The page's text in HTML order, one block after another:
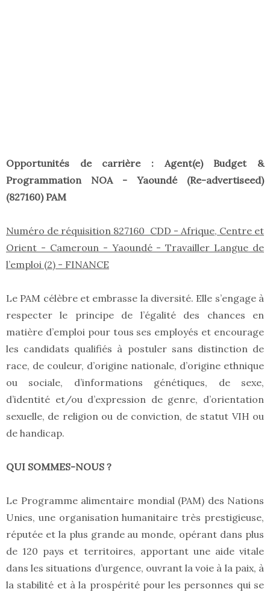
Opportunités de carrière : Agent(e) Budget &
Programmation NOA - Yaoundé (Re-advertiseed)
(827160) PAM
Numéro de réquisition 827160 CDD - Afrique, Centre et
Orient - Cameroun - Yaoundé - Travailler Langue de
l’emploi (2) - FINANCE
Le PAM célèbre et embrasse la diversité. Elle s’engage à
respecter le principe de l’égalité des chances en
matière d’emploi pour tous ses employés et encourage
les candidats qualifiés à postuler sans distinction de
race, de couleur, d’origine nationale, d’origine ethnique
ou sociale, d’informations génétiques, de sexe,
d’identité et/ou d’expression de genre, d’orientation
sexuelle, de religion ou de conviction, de statut VIH ou
de handicap.
QUI SOMMES-NOUS ?
Le Programme alimentaire mondial (PAM) des Nations
Unies, une organisation humanitaire très prestigieuse,
réputée et la plus grande au monde, opérant dans plus
de 120 pays et territoires, apportant une aide vitale
dans les situations d’urgence, ouvrant la voie à la paix, à
la stabilité et à la prospérité pour les personnes qui se